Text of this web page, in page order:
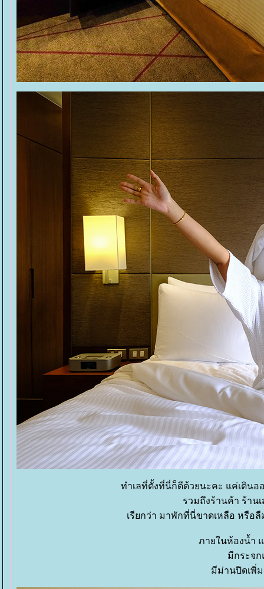
ทำเลที่ตั้งที่นี่ก็ดีด้วยนะคะ แค่เดินอ
รวมถึงร้านค้า ร้าน
เรียกว่า มาพักที่นี่ขาดเหลือ หรือ
ภายในห้องน้ำ
มีกระจ
มีม่านปิดเพิ่